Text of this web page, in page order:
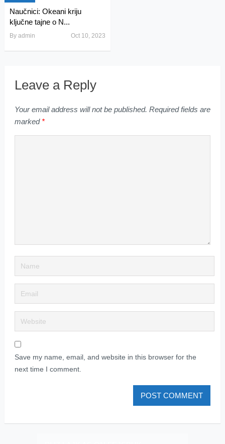
Naučnici: Okeani kriju
ključne tajne o N...
By admin Oct 10, 2023
Leave a Reply
Your email address will not be published. Required fields are
marked *
Save my name, email, and website in this browser for the
next time I comment.